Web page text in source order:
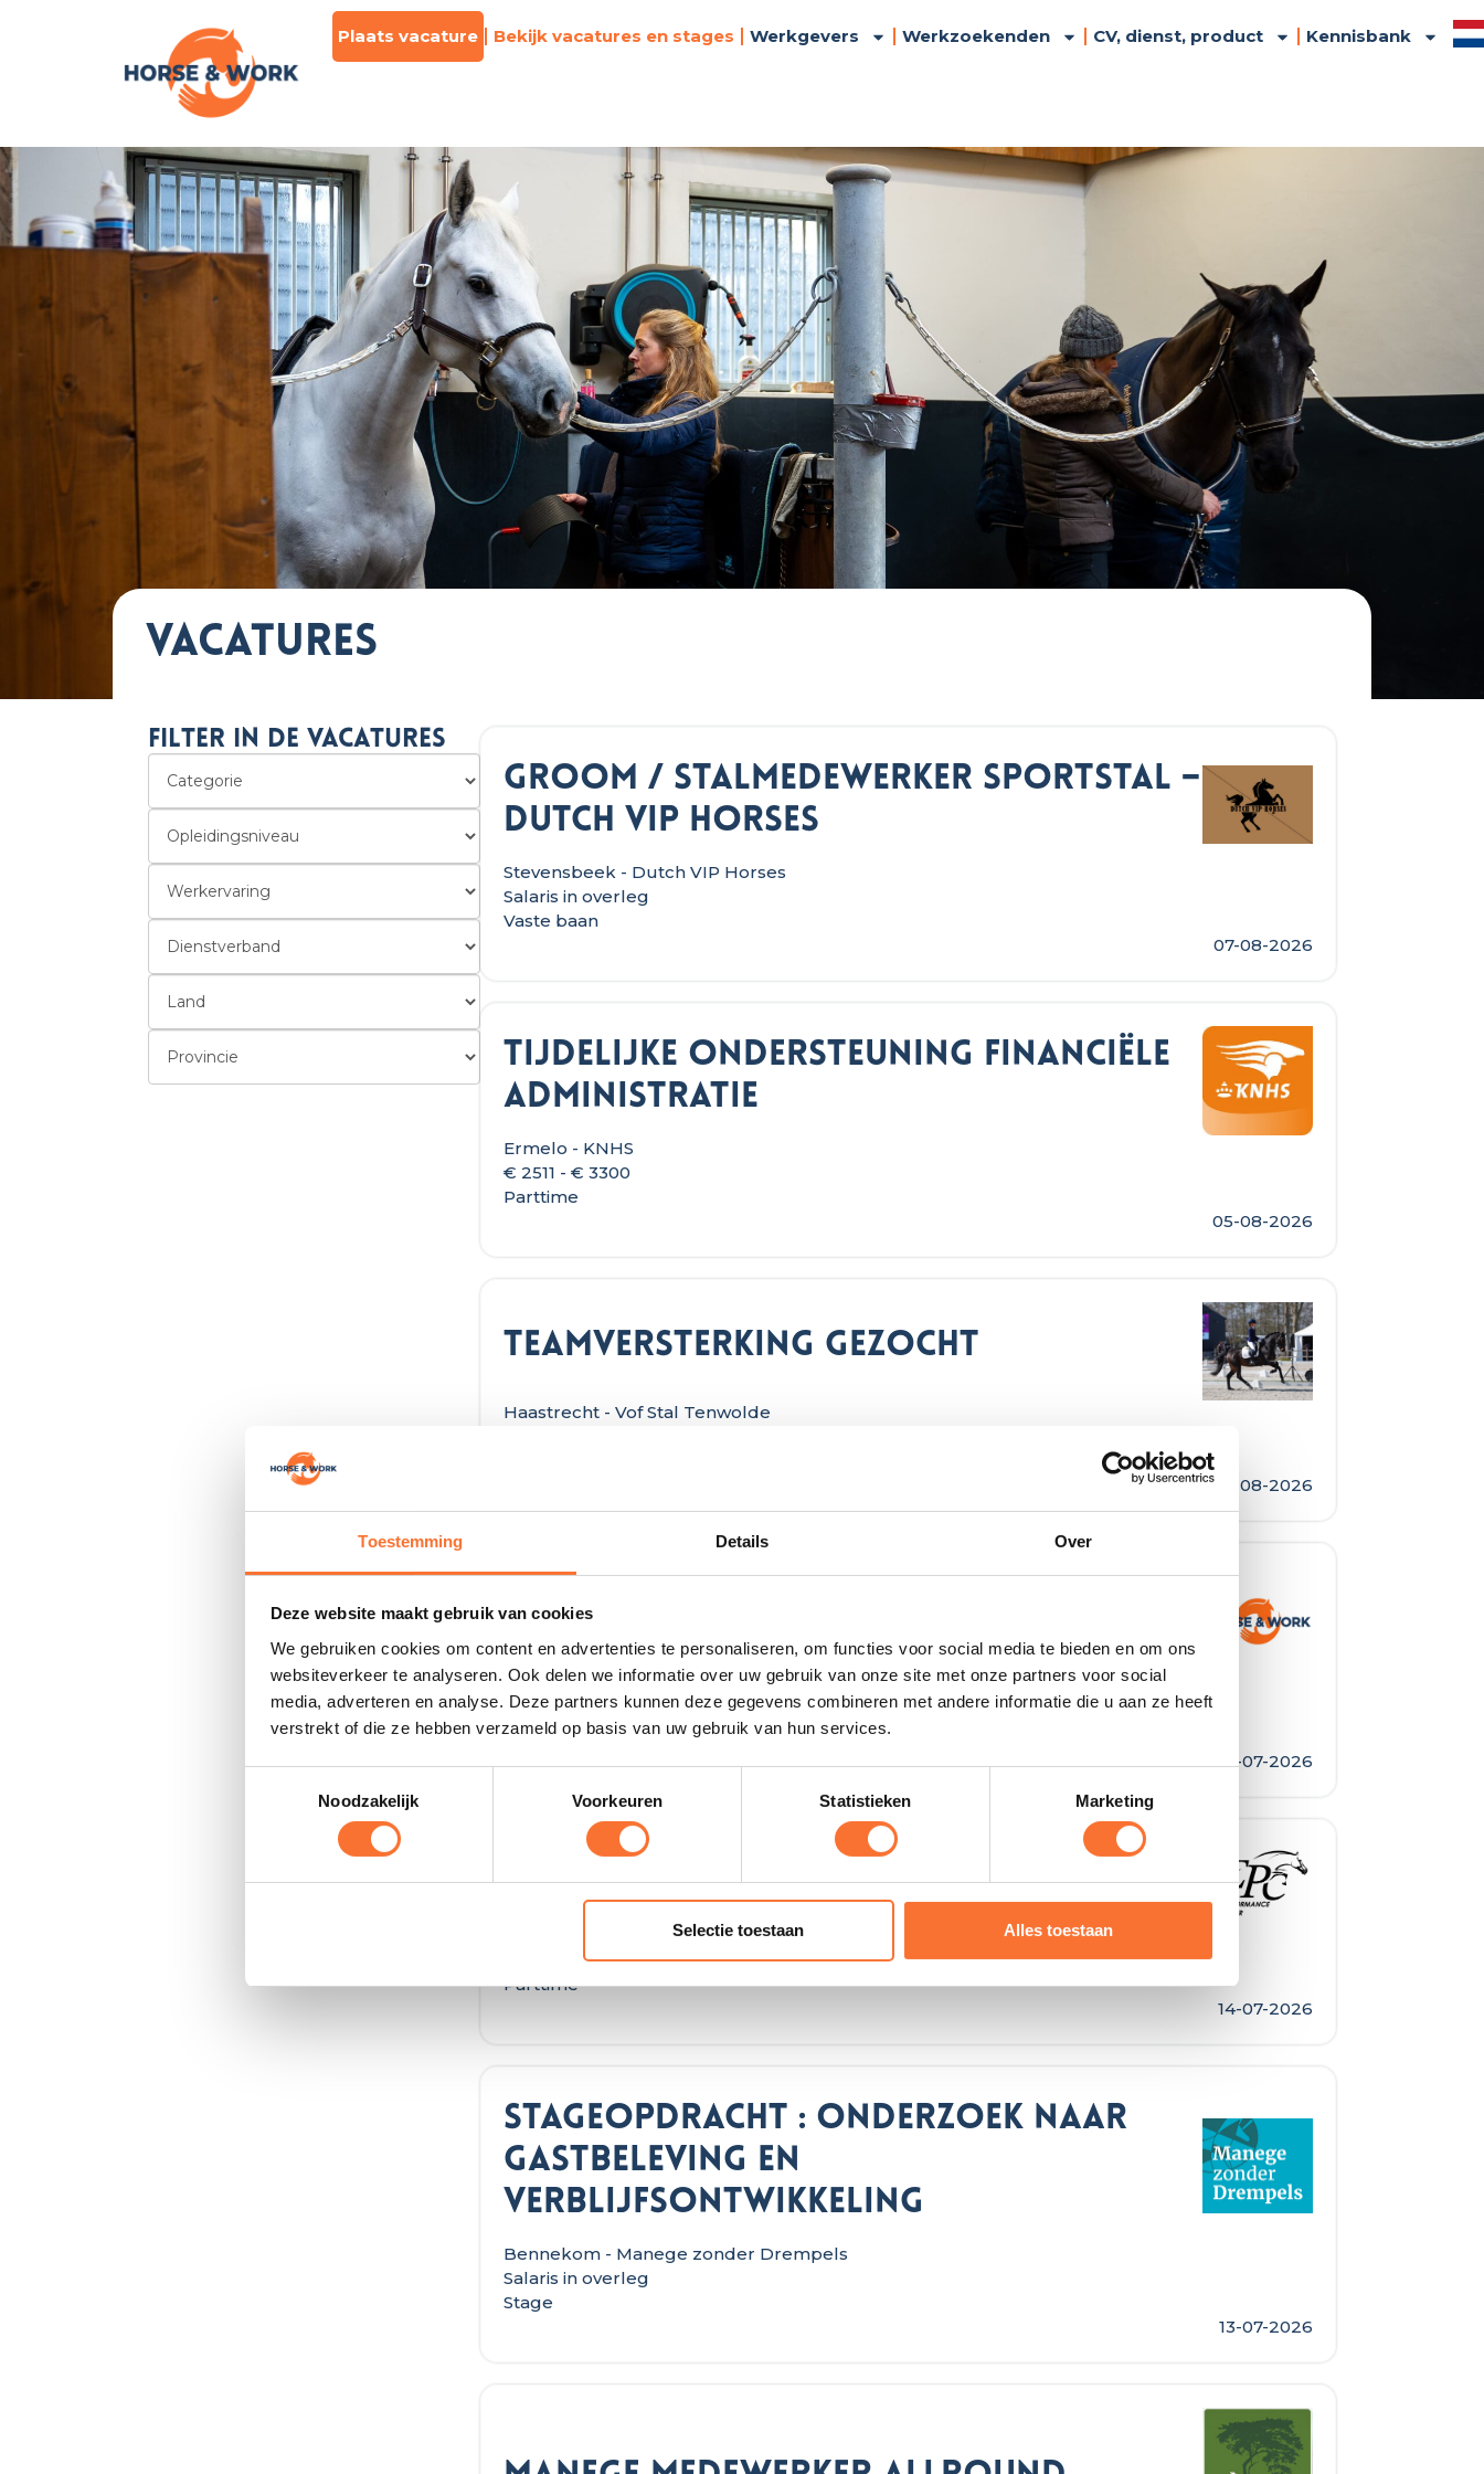
Toestemming Details Over
Deze website maakt gebruik van cookies
We gebruiken cookies om content en advertenties te personaliseren, om functies voor social media te bieden en om ons
websiteverkeer te analyseren. Ook delen we informatie over uw gebruik van onze site met onze partners voor social
media, adverteren en analyse. Deze partners kunnen deze gegevens combineren met andere informatie die u aan ze heeft
verstrekt of die ze hebben verzameld op basis van uw gebruik van hun services.
Noodzakelijk
Voorkeuren Statistieken Marketing
Selectie toestaan Alles toestaan
Plaats vacature Bekijk vacatures en stages Werkgevers Werkzoekenden CV, dienst, product Kennisbank
Vacatures
Filter in de vacatures
Groom / Stalmedewerker Sportstal –
Dutch VIP Horses
Stevensbeek - Dutch VIP Horses
Salaris in overleg
Vaste baan
07-08-2026
Tijdelijke ondersteuning Financiële
Administratie
Ermelo - KNHS
€ 2511 - € 3300
Parttime
05-08-2026
Teamversterking gezocht
Haastrecht - Vof Stal Tenwolde
02-08-2026
Work
Leersum - Horse and Work
Salaris in overleg
Stage
14-07-2026
Vacature stalmedewerker
Nieuwerkerk a/d IJssel - Equi Performance Center
Salaris in overleg
Parttime
14-07-2026
Stageopdracht : Onderzoek naar
gastbeleving en
verblijfsontwikkeling
Bennekom - Manege zonder Drempels
Salaris in overleg
Stage
13-07-2026